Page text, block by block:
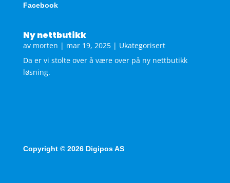
Facebook
Ny nettbutikk
av morten | mar 19, 2025| Ukategorisert
Da er vi stolte over å være over på ny nettbutikk
løsning.
Copyright © 2026 Digipos AS